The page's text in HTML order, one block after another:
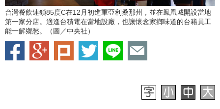
台灣餐飲連鎖85度C在12月初進軍亞利桑那州，並在鳳凰城開設當地
第一家分店。適逢台積電在當地設廠，也讓懷念家鄉味道的台籍員工
能一解鄉愁。（圖／中央社）